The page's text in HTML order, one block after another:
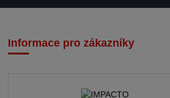
Informace pro zákazníky